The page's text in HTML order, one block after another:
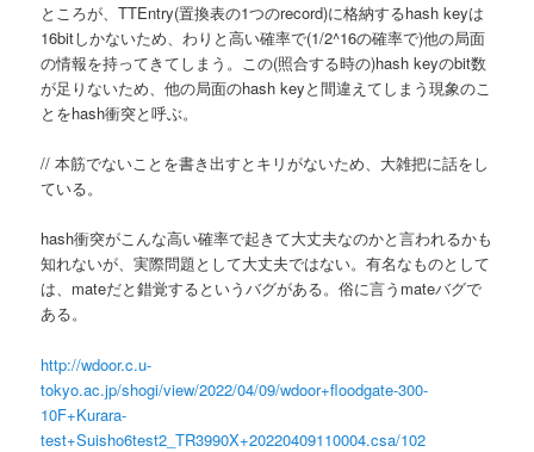
ところが、TTEntry(置換表の1つのrecord)に格納するhash keyは
16bitしかないため、わりと高い確率で(1/2^16の確率で)他の局面
の情報を持ってきてしまう。この(照合する時の)hash keyのbit数
が足りないため、他の局面のhash keyと間違えてしまう現象のこ
とをhash衝突と呼ぶ。
// 本筋でないことを書き出すとキリがないため、大雑把に話をし
ている。
hash衝突がこんな高い確率で起きて大丈夫なのかと言われるかも
知れないが、実際問題として大丈夫ではない。有名なものとして
は、mateだと錯覚するというバグがある。俗に言うmateバグで
ある。
http://wdoor.c.u-
tokyo.ac.jp/shogi/view/2022/04/09/wdoor+floodgate-300-
10F+Kurara-
test+Suisho6test2_TR3990X+20220409110004.csa/102